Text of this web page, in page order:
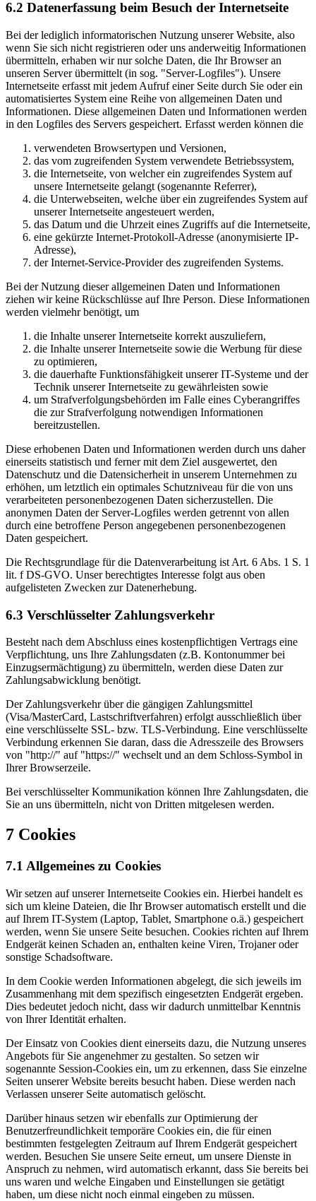
6.2 Datenerfassung beim Besuch der Internetseite
Bei der lediglich informatorischen Nutzung unserer Website, also
wenn Sie sich nicht registrieren oder uns anderweitig Informationen
übermitteln, erhaben wir nur solche Daten, die Ihr Browser an
unseren Server übermittelt (in sog. "Server-Logfiles"). Unsere
Internetseite erfasst mit jedem Aufruf einer Seite durch Sie oder ein
automatisiertes System eine Reihe von allgemeinen Daten und
Informationen. Diese allgemeinen Daten und Informationen werden
in den Logfiles des Servers gespeichert. Erfasst werden können die
verwendeten Browsertypen und Versionen,
das vom zugreifenden System verwendete Betriebssystem,
die Internetseite, von welcher ein zugreifendes System auf
unsere Internetseite gelangt (sogenannte Referrer),
die Unterwebseiten, welche über ein zugreifendes System auf
unserer Internetseite angesteuert werden,
das Datum und die Uhrzeit eines Zugriffs auf die Internetseite,
eine gekürzte Internet-Protokoll-Adresse (anonymisierte IP-
Adresse),
der Internet-Service-Provider des zugreifenden Systems.
Bei der Nutzung dieser allgemeinen Daten und Informationen
ziehen wir keine Rückschlüsse auf Ihre Person. Diese Informationen
werden vielmehr benötigt, um
die Inhalte unserer Internetseite korrekt auszuliefern,
die Inhalte unserer Internetseite sowie die Werbung für diese
zu optimieren,
die dauerhafte Funktionsfähigkeit unserer IT-Systeme und der
Technik unserer Internetseite zu gewährleisten sowie
um Strafverfolgungsbehörden im Falle eines Cyberangriffes
die zur Strafverfolgung notwendigen Informationen
bereitzustellen.
Diese erhobenen Daten und Informationen werden durch uns daher
einerseits statistisch und ferner mit dem Ziel ausgewertet, den
Datenschutz und die Datensicherheit in unserem Unternehmen zu
erhöhen, um letztlich ein optimales Schutzniveau für die von uns
verarbeiteten personenbezogenen Daten sicherzustellen. Die
anonymen Daten der Server-Logfiles werden getrennt von allen
durch eine betroffene Person angegebenen personenbezogenen
Daten gespeichert.
Die Rechtsgrundlage für die Datenverarbeitung ist Art. 6 Abs. 1 S. 1
lit. f DS-GVO. Unser berechtigtes Interesse folgt aus oben
aufgelisteten Zwecken zur Datenerhebung.
6.3 Verschlüsselter Zahlungsverkehr
Besteht nach dem Abschluss eines kostenpflichtigen Vertrags eine
Verpflichtung, uns Ihre Zahlungsdaten (z.B. Kontonummer bei
Einzugsermächtigung) zu übermitteln, werden diese Daten zur
Zahlungsabwicklung benötigt.
Der Zahlungsverkehr über die gängigen Zahlungsmittel
(Visa/MasterCard, Lastschriftverfahren) erfolgt ausschließlich über
eine verschlüsselte SSL- bzw. TLS-Verbindung. Eine verschlüsselte
Verbindung erkennen Sie daran, dass die Adresszeile des Browsers
von "http://" auf "https://" wechselt und an dem Schloss-Symbol in
Ihrer Browserzeile.
Bei verschlüsselter Kommunikation können Ihre Zahlungsdaten, die
Sie an uns übermitteln, nicht von Dritten mitgelesen werden.
7 Cookies
7.1 Allgemeines zu Cookies
Wir setzen auf unserer Internetseite Cookies ein. Hierbei handelt es
sich um kleine Dateien, die Ihr Browser automatisch erstellt und die
auf Ihrem IT-System (Laptop, Tablet, Smartphone o.ä.) gespeichert
werden, wenn Sie unsere Seite besuchen. Cookies richten auf Ihrem
Endgerät keinen Schaden an, enthalten keine Viren, Trojaner oder
sonstige Schadsoftware.
In dem Cookie werden Informationen abgelegt, die sich jeweils im
Zusammenhang mit dem spezifisch eingesetzten Endgerät ergeben.
Dies bedeutet jedoch nicht, dass wir dadurch unmittelbar Kenntnis
von Ihrer Identität erhalten.
Der Einsatz von Cookies dient einerseits dazu, die Nutzung unseres
Angebots für Sie angenehmer zu gestalten. So setzen wir
sogenannte Session-Cookies ein, um zu erkennen, dass Sie einzelne
Seiten unserer Website bereits besucht haben. Diese werden nach
Verlassen unserer Seite automatisch gelöscht.
Darüber hinaus setzen wir ebenfalls zur Optimierung der
Benutzerfreundlichkeit temporäre Cookies ein, die für einen
bestimmten festgelegten Zeitraum auf Ihrem Endgerät gespeichert
werden. Besuchen Sie unsere Seite erneut, um unsere Dienste in
Anspruch zu nehmen, wird automatisch erkannt, dass Sie bereits bei
uns waren und welche Eingaben und Einstellungen sie getätigt
haben, um diese nicht noch einmal eingeben zu müssen.